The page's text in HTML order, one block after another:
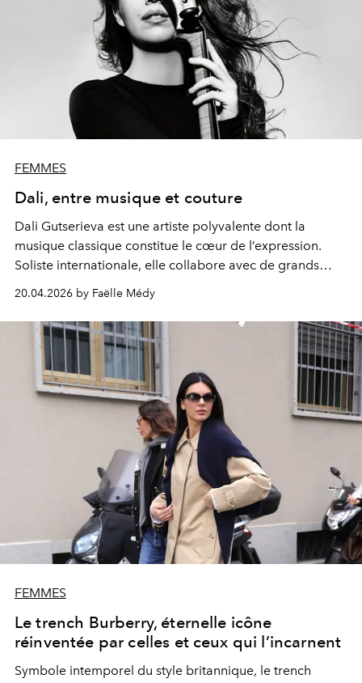
FEMMES
Dali, entre musique et couture
Dali Gutserieva est une artiste polyvalente dont la
musique classique constitue le cœur de l’expression.
Soliste internationale, elle collabore avec de grands
les arts visuels et la mode,
identité scéniquecommeoutils créatifs.Son univers
mêle rigueur, sens esthétique
recherche d’émotion,
enrichi par un
engagement sincère
actions
philanthropiques.
20.04.2026 by Faëlle Médy
FEMMES
Le trench Burberry, éternelle icône
réinventée par celles et ceux qui l’incarnent
Symbole intemporel du style britannique, le trench